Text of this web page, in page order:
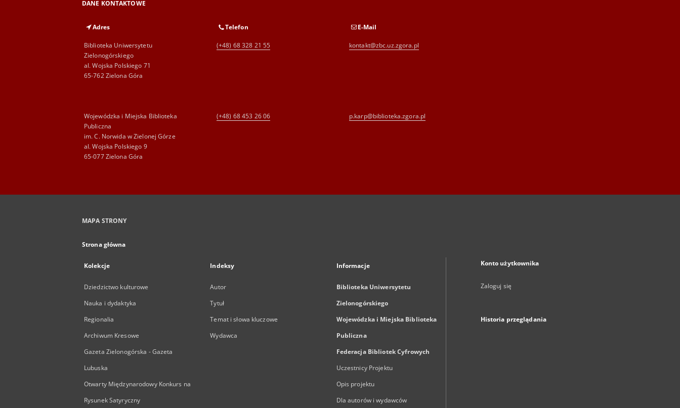
DANE KONTAKTOWE
Adres
Biblioteka Uniwersytetu
Zielonogórskiego
al. Wojska Polskiego 71
65-762 Zielona Góra
Telefon
(+48) 68 328 21 55
E-Mail
kontakt@zbc.uz.zgora.pl
Wojewódzka i Miejska Biblioteka
Publiczna
im. C. Norwida w Zielonej Górze
al. Wojska Polskiego 9
65-077 Zielona Góra
(+48) 68 453 26 06 p.karp@biblioteka.zgora.pl
MAPA STRONY
Strona główna
Kolekcje
Dziedzictwo kulturowe
Nauka i dydaktyka
Regionalia
Archiwum Kresowe
Gazeta Zielonogórska - Gazeta
Lubuska
Otwarty Międzynarodowy Konkurs na
Rysunek Satyryczny
Indeksy
Autor
Tytuł
Temat i słowa kluczowe
Wydawca
Informacje
Biblioteka Uniwersytetu
Zielonogórskiego
Wojewódzka i Miejska Biblioteka
Publiczna
Federacja Bibliotek Cyfrowych
Uczestnicy Projektu
Opis projektu
Dla autorów i wydawców
Konto użytkownika
Zaloguj się
Historia przeglądania